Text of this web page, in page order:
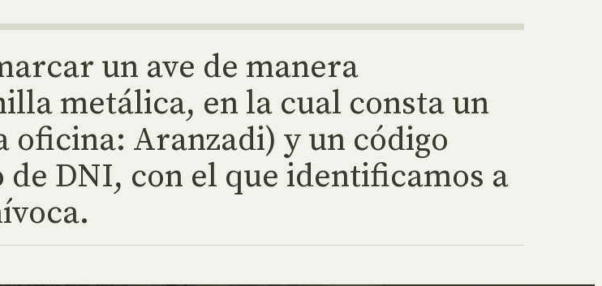
un ave de manera
metálica, en la cual consta un
oficina: Aranzadi) y un código
DNI, con el que identificamos a